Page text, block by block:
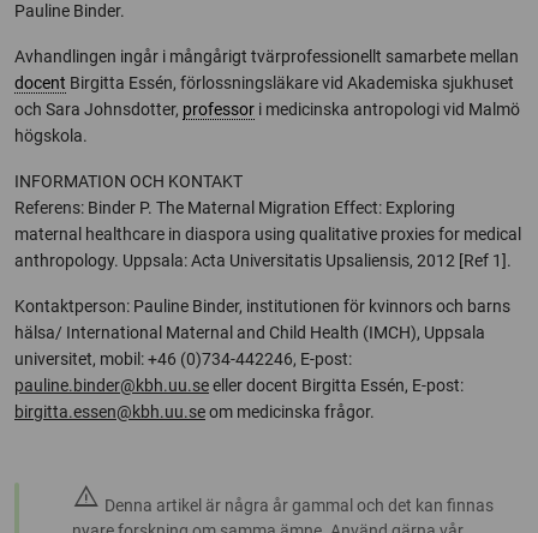
Pauline Binder.
Avhandlingen ingår i mångårigt tvärprofessionellt samarbete mellan
docent Birgitta Essén, förlossningsläkare vid Akademiska sjukhuset
och Sara Johnsdotter, professor i medicinska antropologi vid Malmö
högskola.
INFORMATION OCH KONTAKT
Referens: Binder P. The Maternal Migration Effect: Exploring
maternal healthcare in diaspora using qualitative proxies for medical
anthropology. Uppsala: Acta Universitatis Upsaliensis, 2012 [Ref 1].
Kontaktperson: Pauline Binder, institutionen för kvinnors och barns
hälsa/ International Maternal and Child Health (IMCH), Uppsala
universitet, mobil: +46 (0)734-442246, E-post:
pauline.binder@kbh.uu.seeller docent Birgitta Essén, E-post:
birgitta.essen@kbh.uu.seom medicinska frågor.
warning Denna artikel är några år gammal och det kan finnas